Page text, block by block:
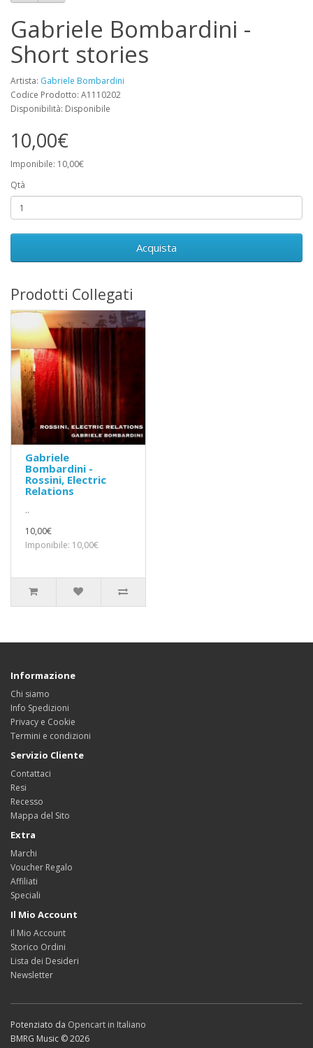
Gabriele Bombardini -
Short stories
Artista: Gabriele Bombardini
Codice Prodotto: A1110202
Disponibilità: Disponibile
10,00€
Imponibile: 10,00€
Qtà
Acquista
Prodotti Collegati
Gabriele
Bombardini -
Rossini, Electric
Relations
..
10,00€
Imponibile: 10,00€
Informazione
Chi siamo
Info Spedizioni
Privacy e Cookie
Termini e condizioni
Servizio Cliente
Contattaci
Resi
Recesso
Mappa del Sito
Extra
Marchi
Voucher Regalo
Affiliati
Speciali
Il Mio Account
Il Mio Account
Storico Ordini
Lista dei Desideri
Newsletter
Potenziato da Opencart in Italiano
BMRG Music © 2026